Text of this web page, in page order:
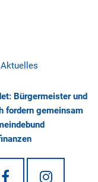
Aktuelles
Bürgermeister und
fordern gemeinsam